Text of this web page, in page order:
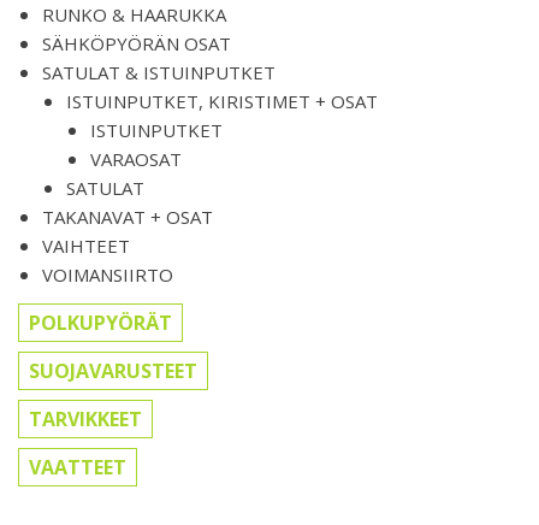
RUNKO & HAARUKKA
SÄHKÖPYÖRÄN OSAT
SATULAT & ISTUINPUTKET
ISTUINPUTKET, KIRISTIMET + OSAT
ISTUINPUTKET
VARAOSAT
SATULAT
TAKANAVAT + OSAT
VAIHTEET
VOIMANSIIRTO
POLKUPYÖRÄT
SUOJAVARUSTEET
TARVIKKEET
VAATTEET